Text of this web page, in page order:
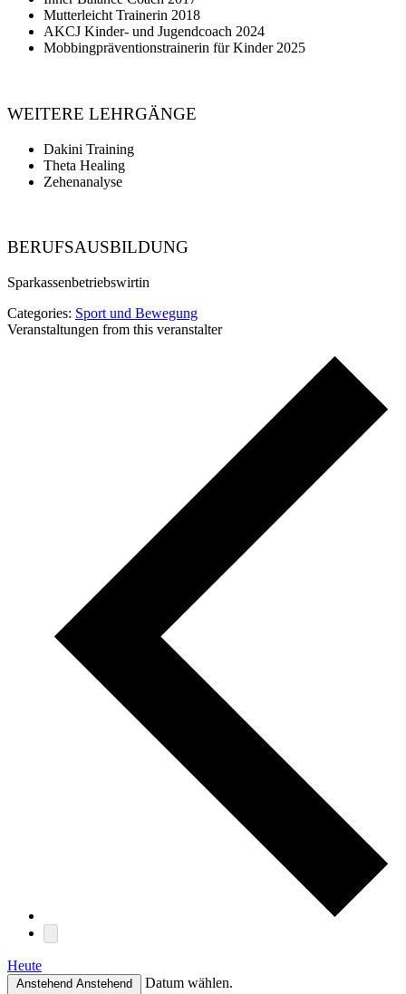
Mutterleicht Trainerin 2018
AKCJ Kinder- und Jugendcoach 2024
Mobbingpräventionstrainerin für Kinder 2025
WEITERE LEHRGÄNGE
Dakini Training
Theta Healing
Zehenanalyse
BERUFSAUSBILDUNG
Sparkassenbetriebswirtin
Categories: Sport und Bewegung
Veranstaltungen from this veranstalter
Heute
Anstehend Anstehend Datum wählen.